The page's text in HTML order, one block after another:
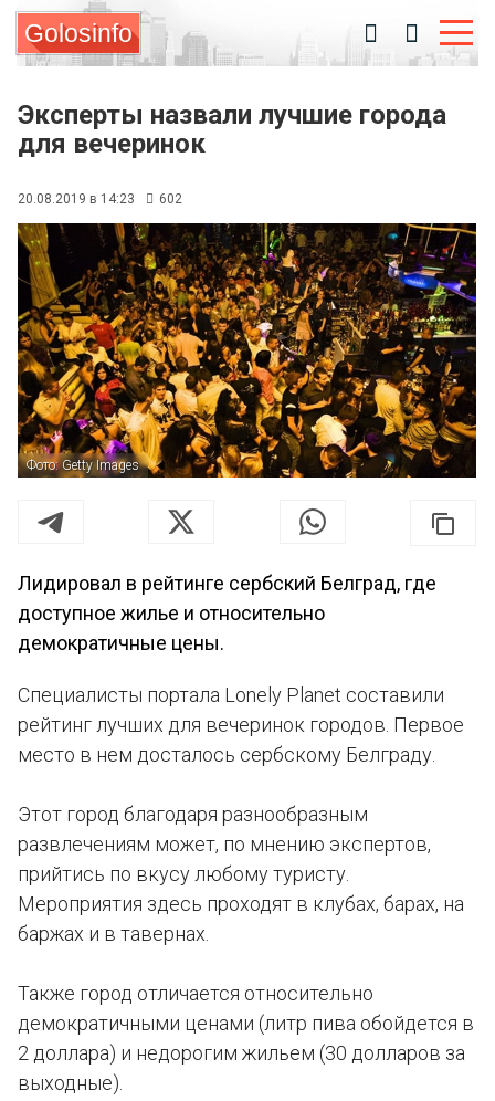
Golosinfo
Эксперты назвали лучшие города
для вечеринок
20.08.2019 в 14:23 602
Фото: Getty Images
Лидировал в рейтинге сербский Белград, где
доступное жилье и относительно
демократичные цены.
Специалисты портала Lonely Planet составили
рейтинг лучших для вечеринок городов. Первое
место в нем досталось сербскому Белграду.
Этот город благодаря разнообразным
развлечениям может, по мнению экспертов,
прийтись по вкусу любому туристу.
Мероприятия здесь проходят в клубах, барах, на
баржах и в тавернах.
Также город отличается относительно
демократичными ценами (литр пива обойдется в
2 доллара) и недорогим жильем (30 долларов за
выходные).